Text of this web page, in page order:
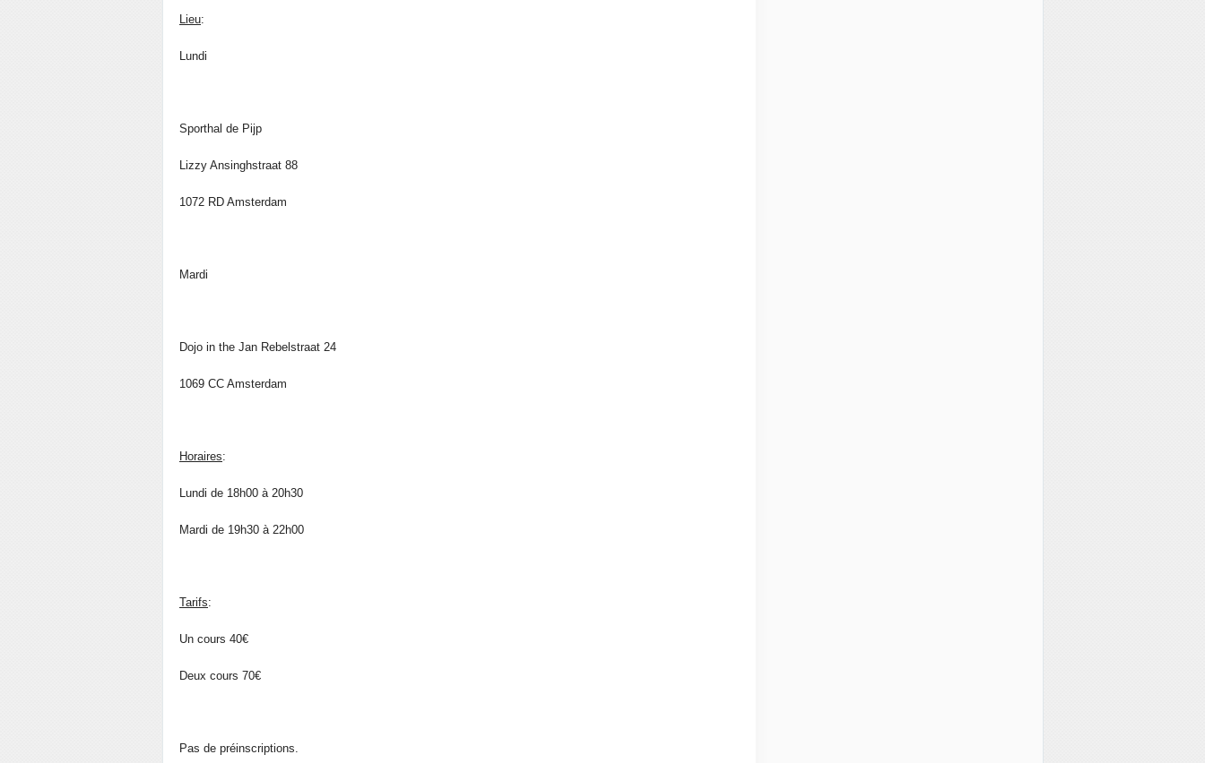
Lieu:
Lundi
Sporthal de Pijp
Lizzy Ansinghstraat 88
1072 RD Amsterdam
Mardi
Dojo in the Jan Rebelstraat 24
1069 CC Amsterdam
Horaires:
Lundi de 18h00 à 20h30
Mardi de 19h30 à 22h00
Tarifs:
Un cours 40€
Deux cours 70€
Pas de préinscriptions.